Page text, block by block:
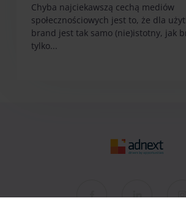
Chyba najciekawszą cechą mediów
społecznościowych jest to, że dla
brand jest tak samo (nie)istotny, jak
tylko...